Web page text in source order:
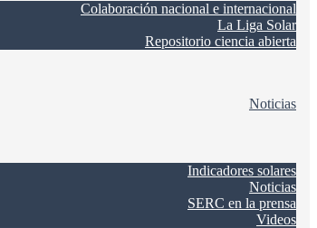
Colaboración nacional e internacional
La Liga Solar
Repositorio ciencia abierta
Noticias
Indicadores solares
Noticias
SERC en la prensa
Videos